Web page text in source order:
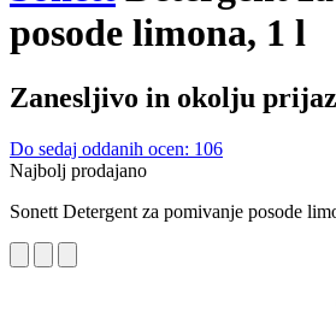
posode limona, 1 l
Zanesljivo in okolju
Do sedaj oddanih ocen: 106
Najbolj prodajano
Sonett Detergent za pomivanje posode